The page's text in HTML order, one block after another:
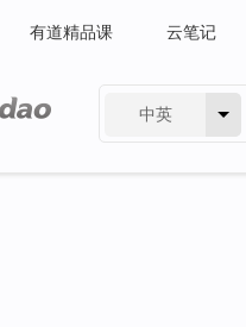
有道精品课 云笔记
中英